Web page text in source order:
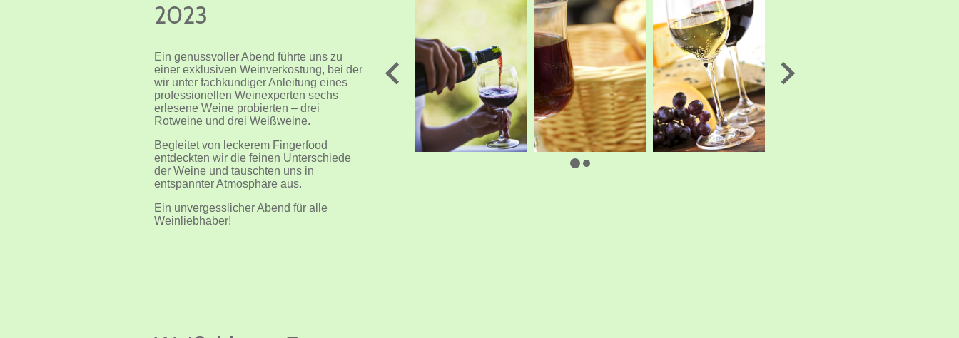
2023
Ein genussvoller Abend führte uns zu
einer exklusiven Weinverkostung, bei der
wir unter fachkundiger Anleitung eines
professionellen Weinexperten sechs
erlesene Weine probierten – drei
Rotweine und drei Weißweine.
Begleitet von leckerem Fingerfood
entdeckten wir die feinen Unterschiede
der Weine und tauschten uns in
entspannter Atmosphäre aus.
Ein unvergesslicher Abend für alle
Weinliebhaber!